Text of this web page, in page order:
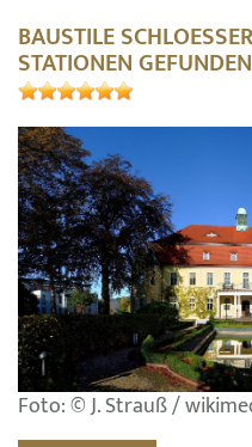
BAUSTILE
STATIONEN
Foto: © J. Strauß /